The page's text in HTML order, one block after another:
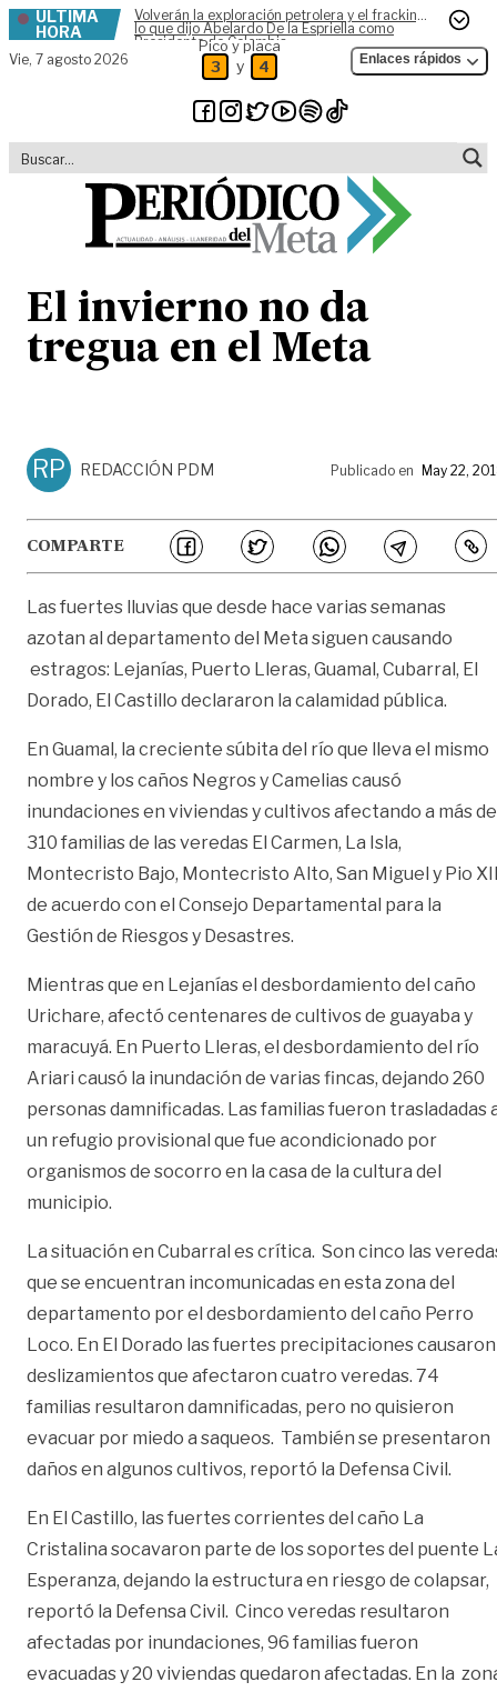
Skip to content
ÚLTIMA
HORA
Volverán la exploración petrolera y el fracking,
lo que dijo Abelardo De la Espriella como
Presidente de Colombia
Vie, 7 agosto 2026
Pico y placa
3 y 4 Enlaces rápidos
El invierno no da
tregua en el Meta
RP REDACCIÓN PDM Publicado en May 22,
COMPARTE
Las fuertes lluvias que desde hace varias semanas
azotan al departamento del Meta siguen causando
estragos: Lejanías, Puerto Lleras, Guamal, Cubarral, El
Dorado, El Castillo declararon la calamidad pública.
En Guamal, la creciente súbita del río que lleva el mismo
nombre y los caños Negros y Camelias causó
inundaciones en viviendas y cultivos afectando a más de
310 familias de las veredas El Carmen, La Isla,
Montecristo Bajo, Montecristo Alto, San Miguel y Pio
de acuerdo con el Consejo Departamental para la
Gestión de Riesgos y Desastres.
Mientras que en Lejanías el desbordamiento del caño
Urichare, afectó centenares de cultivos de guayaba y
maracuyá. En Puerto Lleras, el desbordamiento del río
Ariari causó la inundación de varias fincas, dejando 260
personas damnificadas. Las familias fueron trasladadas
un refugio provisional que fue acondicionado por
organismos de socorro en la casa de la cultura del
municipio.
La situación en Cubarral es crítica. Son cinco las
que se encuentran incomunicadas en esta zona del
departamento por el desbordamiento del caño Perro
Loco. En El Dorado las fuertes precipitaciones causaron
deslizamientos que afectaron cuatro veredas. 74
familias resultaron damnificadas, pero no quisieron
evacuar por miedo a saqueos. También se presentaron
daños en algunos cultivos, reportó la Defensa Civil.
En El Castillo, las fuertes corrientes del caño La
Cristalina socavaron parte de los soportes del puente
Esperanza, dejando la estructura en riesgo de colapsar,
reportó la Defensa Civil. Cinco veredas resultaron
afectadas por inundaciones, 96 familias fueron
evacuadas y 20 viviendas quedaron afectadas. En la